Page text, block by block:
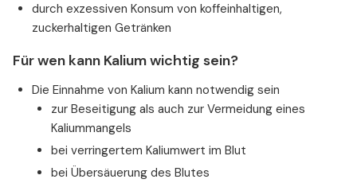
durch exzessiven Konsum von koffeinhaltigen,
zuckerhaltigen Getränken
Für wen kann Kalium wichtig sein?
Die Einnahme von Kalium kann notwendig sein
zur Beseitigung als auch zur Vermeidung eines
Kaliummangels
bei verringertem Kaliumwert im Blut
bei Übersäuerung des Blutes